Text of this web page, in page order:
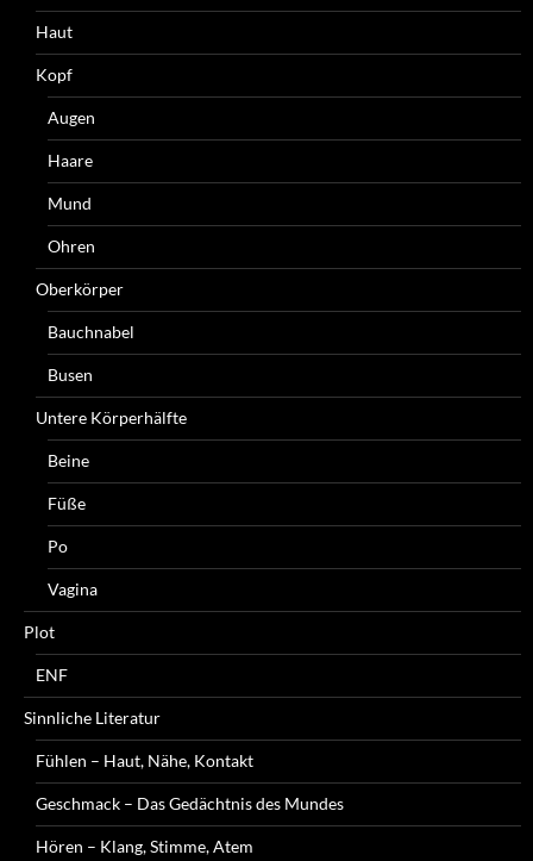
Haut
Kopf
Augen
Haare
Mund
Ohren
Oberkörper
Bauchnabel
Busen
Untere Körperhälfte
Beine
Füße
Po
Vagina
Plot
ENF
Sinnliche Literatur
Fühlen – Haut, Nähe, Kontakt
Geschmack – Das Gedächtnis des Mundes
Hören – Klang, Stimme, Atem